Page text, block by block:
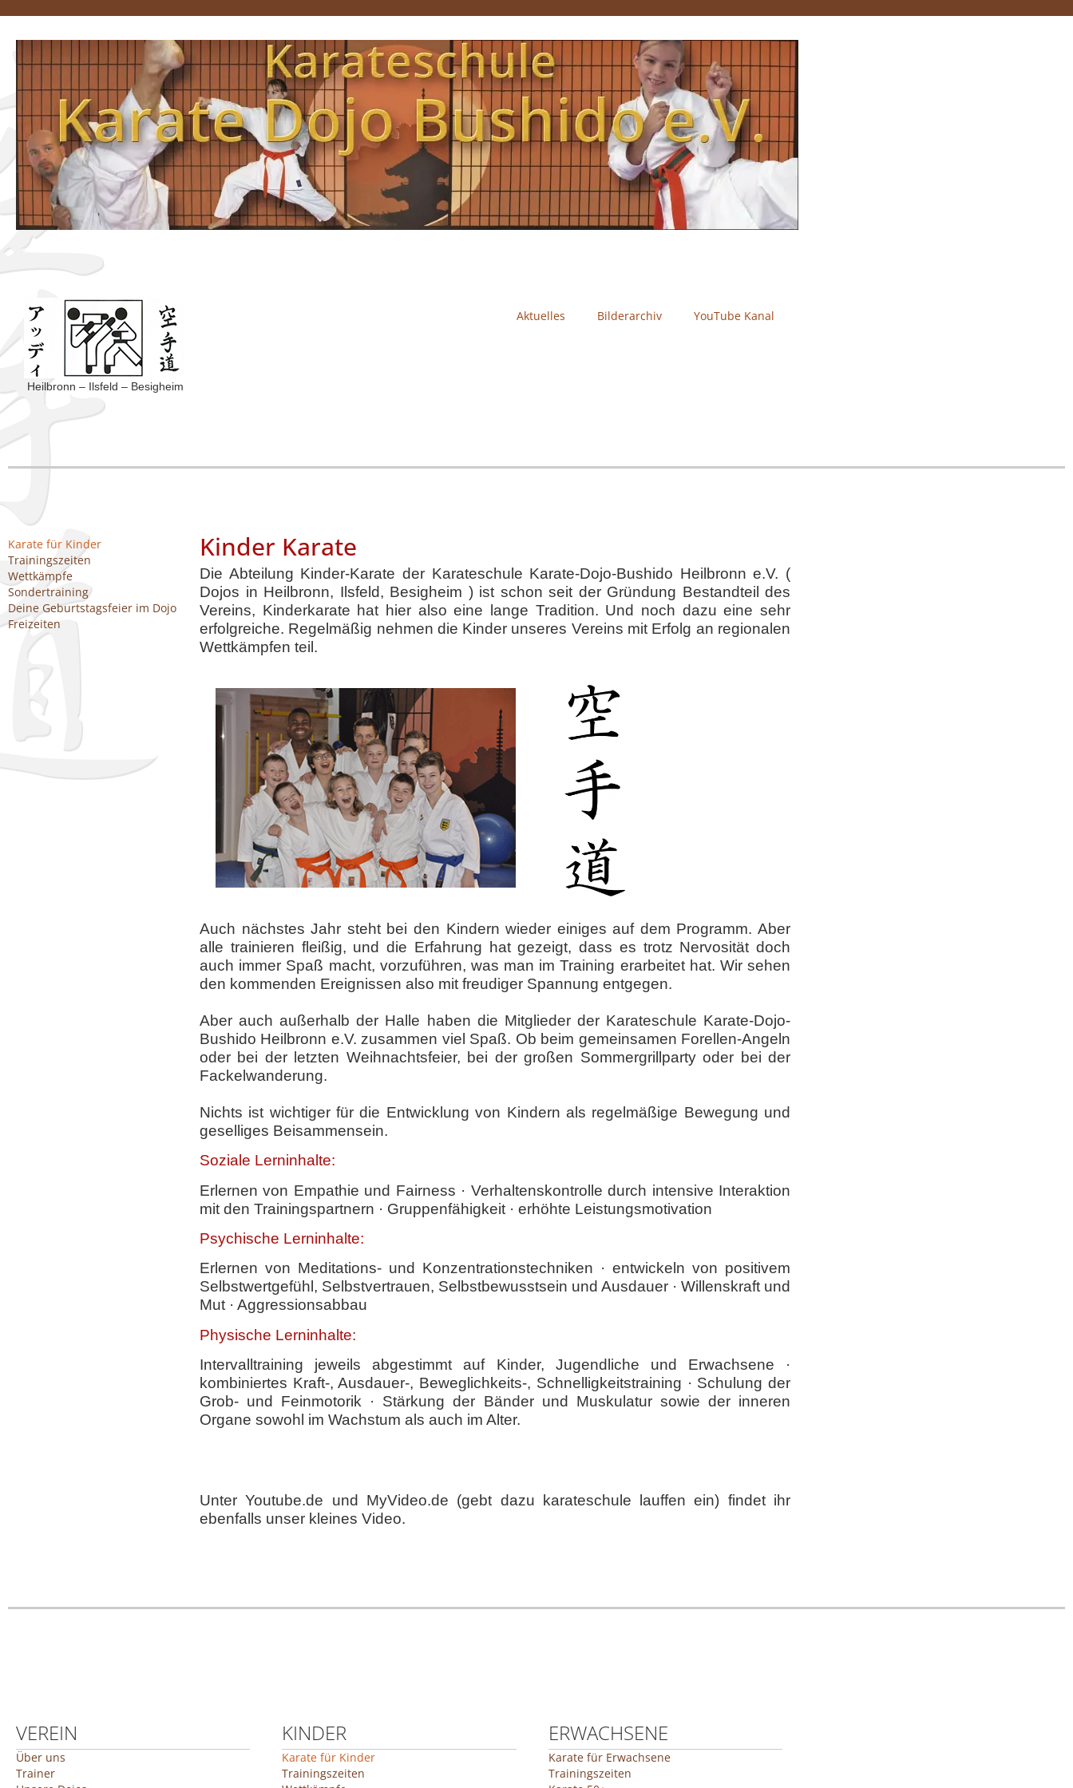
Heilbronn – Ilsfeld – Besigheim
Aktuelles Bilderarchiv YouTube Kanal
Karate für Kinder
Trainingszeiten
Wettkämpfe
Sondertraining
Deine Geburtstagsfeier im Dojo
Freizeiten
Kinder Karate
Die Abteilung Kinder-Karate der Karateschule Karate-Dojo-Bushido Heilbronn e.V. (
Dojos in Heilbronn, Ilsfeld, Besigheim ) ist schon seit der Gründung Bestandteil des
Vereins, Kinderkarate hat hier also eine lange Tradition. Und noch dazu eine sehr
erfolgreiche. Regelmäßig nehmen die Kinder unseres Vereins mit Erfolg an regionalen
Wettkämpfen teil.
Auch nächstes Jahr steht bei den Kindern wieder einiges auf dem Programm. Aber
alle trainieren fleißig, und die Erfahrung hat gezeigt, dass es trotz Nervosität doch
auch immer Spaß macht, vorzuführen, was man im Training erarbeitet hat. Wir sehen
den kommenden Ereignissen also mit freudiger Spannung entgegen.
Aber auch außerhalb der Halle haben die Mitglieder der Karateschule Karate-Dojo-
Bushido Heilbronn e.V. zusammen viel Spaß. Ob beim gemeinsamen Forellen-Angeln
oder bei der letzten Weihnachtsfeier, bei der großen Sommergrillparty oder bei der
Fackelwanderung.
Nichts ist wichtiger für die Entwicklung von Kindern als regelmäßige Bewegung und
geselliges Beisammensein.
Soziale Lerninhalte:
Erlernen von Empathie und Fairness · Verhaltenskontrolle durch intensive Interaktion
mit den Trainingspartnern · Gruppenfähigkeit · erhöhte Leistungsmotivation
Psychische Lerninhalte:
Erlernen von Meditations- und Konzentrationstechniken · entwickeln von positivem
Selbstwertgefühl, Selbstvertrauen, Selbstbewusstsein und Ausdauer · Willenskraft und
Mut · Aggressionsabbau
Physische Lerninhalte:
Intervalltraining jeweils abgestimmt auf Kinder, Jugendliche und Erwachsene ·
kombiniertes Kraft-, Ausdauer-, Beweglichkeits-, Schnelligkeitstraining · Schulung der
Grob- und Feinmotorik · Stärkung der Bänder und Muskulatur sowie der inneren
Organe sowohl im Wachstum als auch im Alter.
Unter Youtube.de und MyVideo.de (gebt dazu karateschule lauffen ein) findet ihr
ebenfalls unser kleines Video.
VEREIN
Über uns
Trainer
KINDER
Karate für Kinder
Trainingszeiten
ERWACHSENE
Karate für Erwachsene
Trainingszeiten